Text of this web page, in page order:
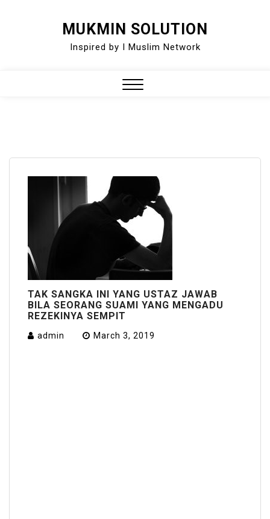
MUKMIN SOLUTION
Inspired by I Muslim Network
TAK SANGKA INI YANG USTAZ JAWAB
BILA SEORANG SUAMI YANG MENGADU
REZEKINYA SEMPIT
admin March 3, 2019